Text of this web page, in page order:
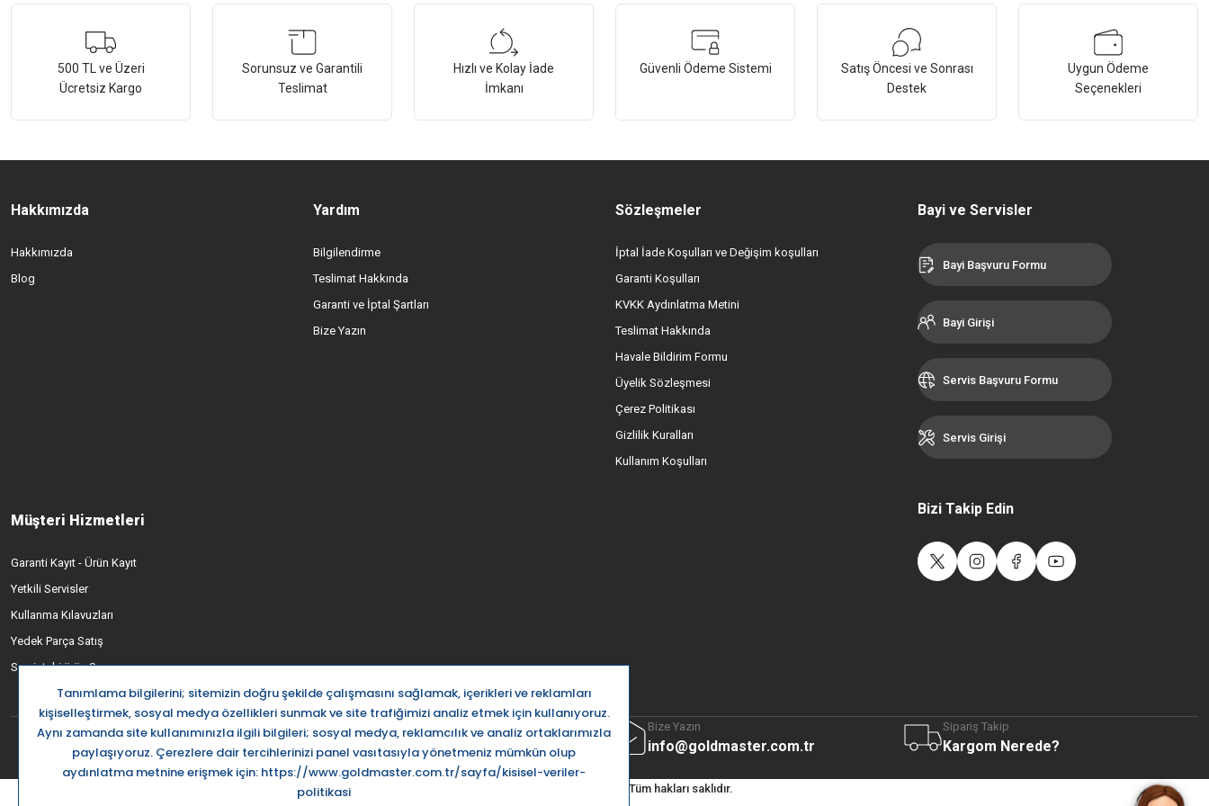
Ürün resmi kalitesiz, bozuk veya görüntülenemiyor.
Ürün açıklamasında eksik bilgiler bulunuyor.
Ürün bilgilerinde hatalar bulunuyor.
Gönder
500 TL ve Üzeri
Ücretsiz Kargo
Sorunsuz ve Garantili
Teslimat
Hızlı ve Kolay İade
İmkanı
Güvenli Ödeme Sistemi
Satış Öncesi ve Sonrası
Destek
Uygun Ödeme
Seçenekleri
Hakkımızda
Hakkımızda
Blog
Yardım
Bilgilendirme
Teslimat Hakkında
Garanti ve İptal Şartları
Bize Yazın
Sözleşmeler
İptal İade Koşulları ve Değişim koşulları
Garanti Koşulları
KVKK Aydınlatma Metini
Teslimat Hakkında
Havale Bildirim Formu
Üyelik Sözleşmesi
Çerez Politikası
Gizlilik Kuralları
Kullanım Koşulları
Müşteri Hizmetleri
Garanti Kayıt - Ürün Kayıt
Yetkili Servisler
Kullanma Kılavuzları
Yedek Parça Satış
Servisteki ürün Sorgusu
Bayi ve Servisler
Bayi Başvuru Formu
Bayi Girişi
Servis Başvuru Formu
Servis Girişi
Bizi Takip Edin
Destek Hattı
0850 532 5666
Bize Yazın
info@goldmaster.com.tr
Sipariş Takip
Kargom Nerede?
Goldmaster.com.tr © 2024 - Tüm hakları saklıdır.